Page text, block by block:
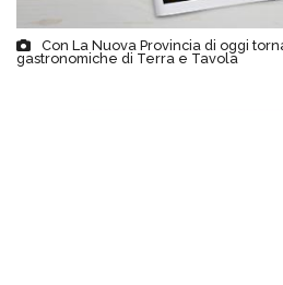
Con La Nuova Provincia di oggi
gastronomiche di Terra e Tavola